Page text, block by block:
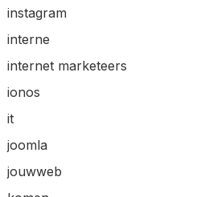
instagram
interne
internet marketeers
ionos
it
joomla
jouwweb